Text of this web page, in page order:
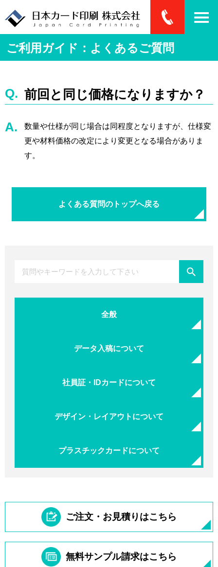
ご利用ガイド：よくあるご質問
前回と同じ価格になりますか？
数量や仕様が同じ場合は同程度となりますが、仕様変
更や材料価格の改定により変更となる場合がありま
す。
よくある質問のトップへ戻る
全般
データ入稿について
社員証・IDカードについて
デザイン・レイアウトについて
プラスチックカードについて
ご注文・お見積りはこちら
無料サンプル請求はこちら